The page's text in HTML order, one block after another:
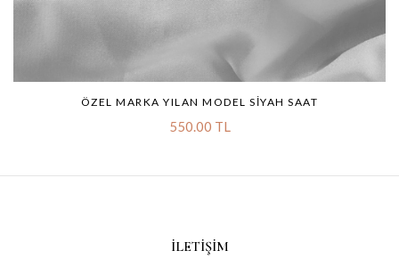
ÖZEL MARKA YILAN MODEL SIYAH SAAT
550.00 TL
İLETIŞIM